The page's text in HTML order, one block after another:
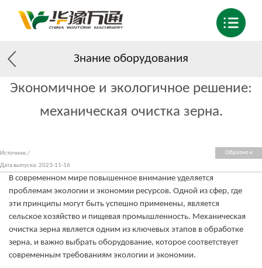
Знание оборудования
Экономичное и экологичное решение:
механическая очистка зерна.
Обратно к
Источник:/
Дата выпуска: 2023-11-16
В современном мире повышенное внимание уделяется
проблемам экологии и экономии ресурсов. Одной из сфер, где
эти принципы могут быть успешно применены, является
сельское хозяйство и пищевая промышленность. Механическая
очистка зерна является одним из ключевых этапов в обработке
зерна, и важно выбрать оборудование, которое соответствует
современным требованиям экологии и экономии.